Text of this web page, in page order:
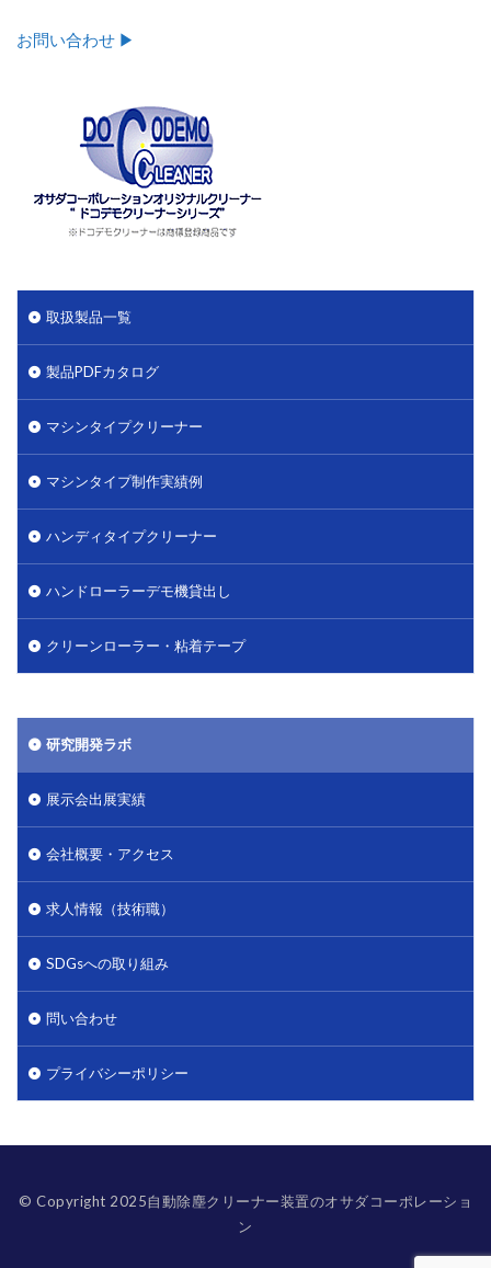
お問い合わせ ▶︎
取扱製品一覧
製品PDFカタログ
マシンタイプクリーナー
マシンタイプ制作実績例
ハンディタイプクリーナー
ハンドローラーデモ機貸出し
クリーンローラー・粘着テープ
研究開発ラボ
展示会出展実績
会社概要・アクセス
求人情報（技術職）
SDGsへの取り組み
問い合わせ
プライバシーポリシー
© Copyright 2025自動除塵クリーナー装置のオサダコーポレーショ
ン